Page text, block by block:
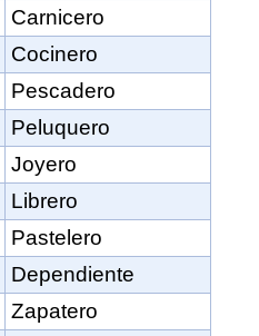
Carnicero
Cocinero
Pescadero
Peluquero
Joyero
Librero
Pastelero
Dependiente
Zapatero